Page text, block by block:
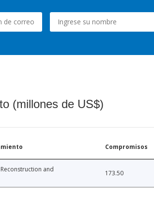
(millones de US$)
Compromisos
and
173.50